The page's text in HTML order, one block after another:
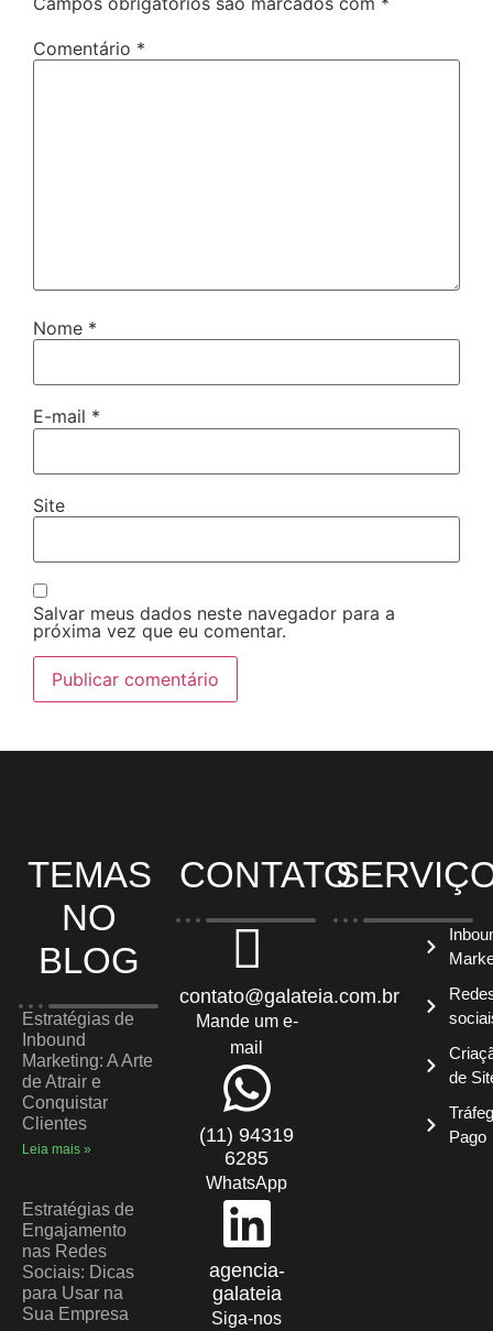
Comentário *
Nome *
E-mail *
Site
Salvar meus dados neste navegador para a
próxima vez que eu comentar.
TEMAS
NO
BLOG
Estratégias de
Inbound
Marketing: A Arte
de Atrair e
Conquistar
Clientes
Leia mais »
Estratégias de
Engajamento
nas Redes
Sociais: Dicas
para Usar na
Sua Empresa
CONTATO
contato@galateia.com.br
Mande um e-
mail
(11) 94319
6285
WhatsApp
agencia-
galateia
Siga-nos
de
Pago